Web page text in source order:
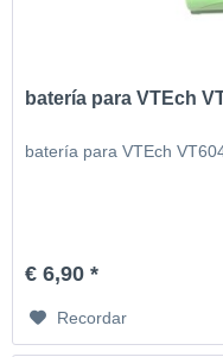
batería para VTEch
batería para VTEch
€ 6,90 *
Recordar